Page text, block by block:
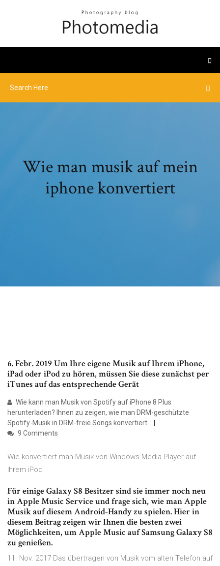
Wie man musik auf mein
iphone konvertiert
6. Febr. 2019 Um Ihre eigene Musik auf Ihrem iPhone,
iPad oder iPod zu hören, müssen Sie diese zunächst per
iTunes auf das entsprechende Gerät
Wie kann man Musik von Spotify auf iPhone 8 Plus
herunterladen? Ihnen zu zeigen, wie man DRM-geschützte
Spotify-Musik in DRM-freie Songs konvertiert.
9 Comments
Wie konvertiert man Musik von Windows Media Player auf
Ihrem iPod
Für einige Galaxy S8 Besitzer sind sie immer noch neu
in Apple Music Service und frage sich, wie man Apple
Musik auf diesem Android-Handy zu spielen. Hier in
diesem Beitrag zeigen wir Ihnen die besten zwei
Möglichkeiten, um Apple Music auf Samsung Galaxy S8
zu genießen.
11. Nov. 2017 Das übertragen von Musik vom alten Telefon auf